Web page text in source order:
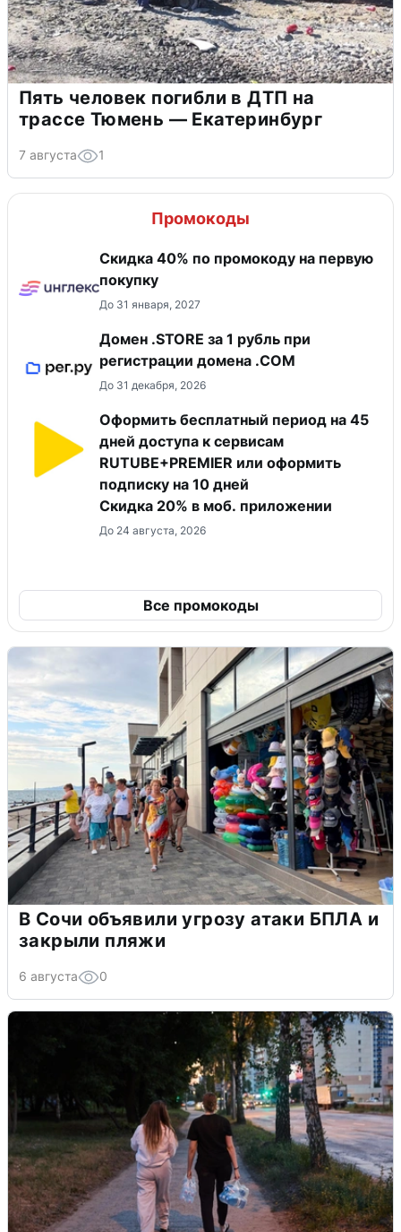
Пять человек погибли в ДТП на
трассе Тюмень — Екатеринбург
7 августа 1
Промокоды
Скидка 40% по промокоду на первую
покупку
До 31 января, 2027
Домен .STORE за 1 рубль при
регистрации домена .COM
До 31 декабря, 2026
Оформить бесплатный период на 45
дней доступа к сервисам
RUTUBE+PREMIER или оформить
подписку на 10 дней
Скидка 20% в моб. приложении
До 24 августа, 2026
Все промокоды
В Сочи объявили угрозу атаки БПЛА и
закрыли пляжи
6 августа 0